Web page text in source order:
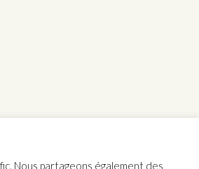
Nous partageons également des